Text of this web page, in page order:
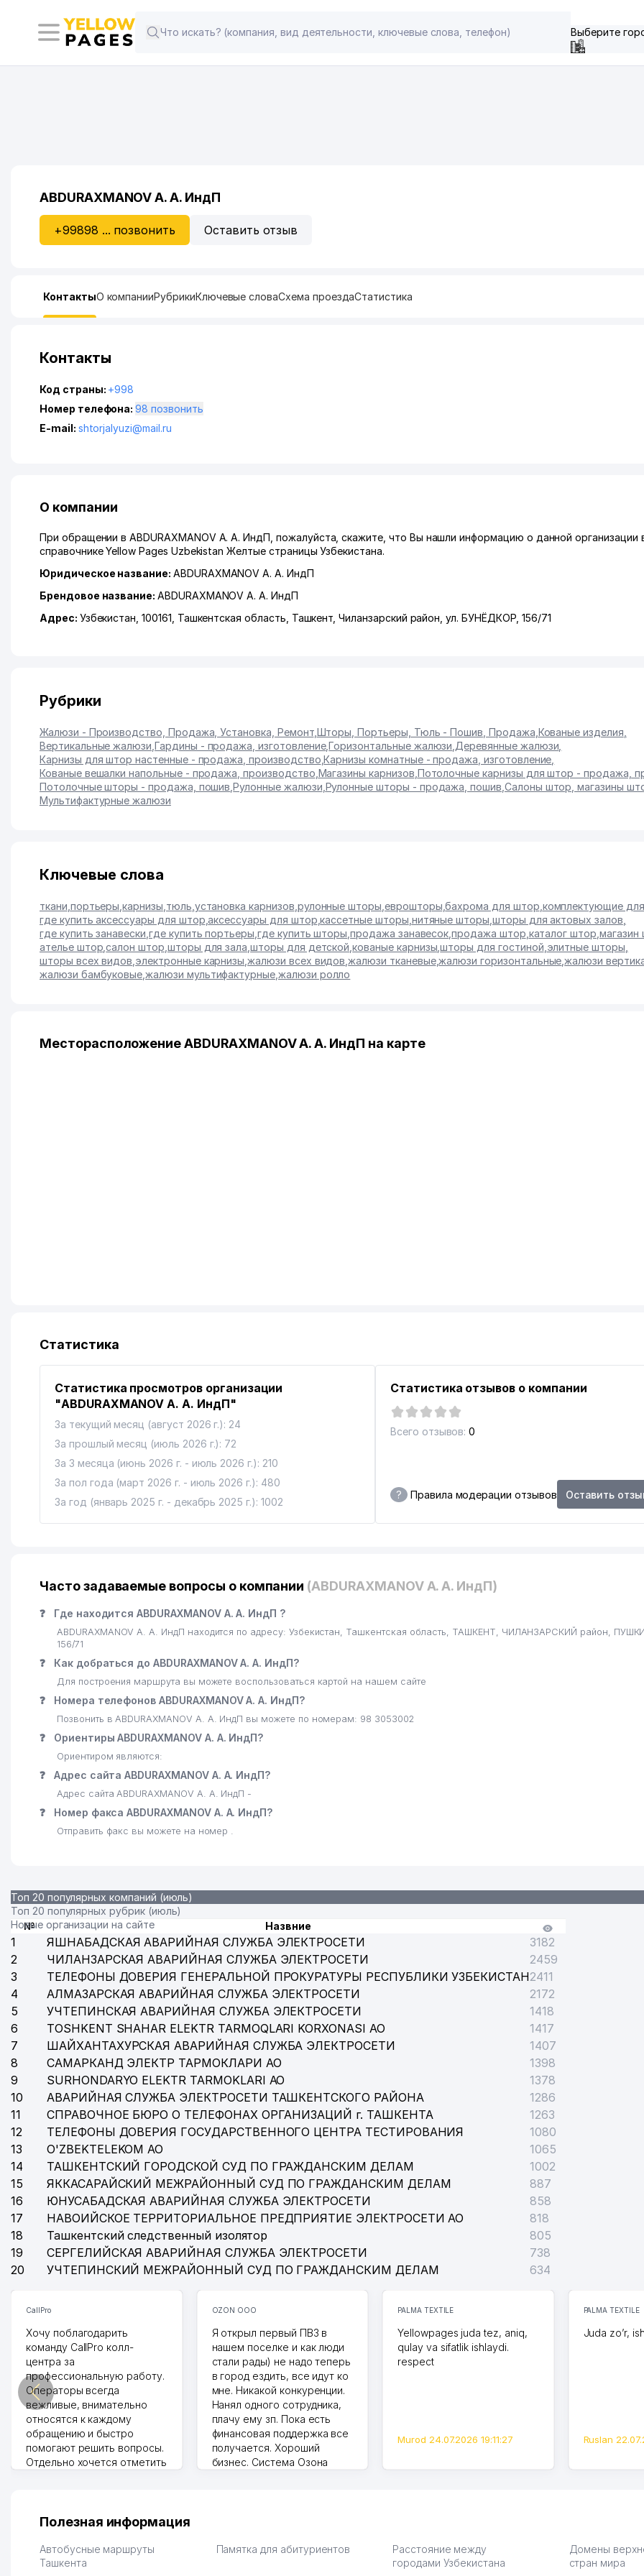
Выберите
ABDURAXMANOV A. A. ИндП
+99898 ... позвонить Оставить отзыв
КонтактыО компанииРубрикиКлючевые словаСхема проездаСтатистика
Контакты
Код страны: +998
Номер телефона:
98 позвонить
E-mail: shtorjalyuzi@mail.ru
О компании
При обращении в ABDURAXMANOV A. A. ИндП, пожалуйста, скажите, что Вы нашли информацию о данной организации
справочнике Yellow Pages Uzbekistan Желтые страницы Узбекистана.
Юридическое название: ABDURAXMANOV A. A. ИндП
Брендовое название: ABDURAXMANOV A. A. ИндП
Адрес: Узбекистан, 100161, Ташкентская область Ташкент ,Чиланзарский район ,ул. БУНЁДКОР, 156/71
Рубрики
Жалюзи - Производство, Продажа, Установка, Ремонт, Шторы, Портьеры, Тюль - Пошив, Продажа Кованые изделия
Вертикальные жалюзи ,Гардины - продажа, изготовление,Горизонтальные жалюзи Деревянные жалюзи
Карнизы для штор настенные - продажа, производство ,Карнизы комнатные - продажа, изготовление
Кованые вешалки напольные - продажа, производство Магазины карнизов Потолочные карнизы для штор - продажа,
Потолочные шторы - продажа, пошив ,Рулонные жалюзи Рулонные шторы - продажа, пошив Салоны штор, магазины
Мультифактурные жалюзи
Ключевые слова
ткани портьеры ,карнизы тюль установка карнизов рулонные шторы еврошторы ,бахрома для штор комплектующие
где купить аксессуары для штор ,аксессуары для штор ,кассетные шторы нитяные шторы шторы для актовых залов
где купить занавески где купить портьеры где купить шторы ,продажа занавесок ,продажа штор каталог штор магазин
ателье штор ,салон штор шторы для зала ,шторы для детской ,кованые карнизы ,шторы для гостиной элитные шторы
шторы всех видов электронные карнизы ,жалюзи всех видов ,жалюзи тканевые,жалюзи горизонтальные ,жалюзи
жалюзи бамбуковые ,жалюзи мультифактурные жалюзи ролло
Месторасположение ABDURAXMANOV A. A. ИндП на карте
Статистика
Статистика просмотров организации
"ABDURAXMANOV A. A. ИндП"
За текущий месяц (август 2026 г.): 24
За прошлый месяц (июль 2026 г.): 72
За 3 месяца (июнь 2026 г. - июль 2026 г.): 210
За пол года (март 2026 г. - июль 2026 г.): 480
За год (январь 2025 г. - декабрь 2025 г.): 1002
Статистика отзывов о компании
Всего отзывов: 0
? Правила модерации отзывов Оставить
Часто задаваемые вопросы о компании (ABDURAXMANOV A. A. ИндП)
❓ Где находится ABDURAXMANOV A. A. ИндП ?
ABDURAXMANOV A. A. ИндП находится по адресу: Узбекистан, Ташкентская область, ТАШКЕНТ, ЧИЛАНЗАРСКИЙ район,
156/71
❓ Как добраться до ABDURAXMANOV A. A. ИндП?
Для построения маршрута вы можете воспользоваться картой на нашем сайте
❓ Номера телефонов ABDURAXMANOV A. A. ИндП?
Позвонить в ABDURAXMANOV A. A. ИндП вы можете по номерам: 98 3053002
❓ Ориентиры ABDURAXMANOV A. A. ИндП?
Ориентиром являются:
❓ Адрес сайта ABDURAXMANOV A. A. ИндП?
Адрес сайта ABDURAXMANOV A. A. ИндП -
❓ Номер факса ABDURAXMANOV A. A. ИндП?
Отправить факс вы можете на номер .
Топ 20 популярных компаний (июль)
Топ 20 популярных рубрик (июль)
Новые организации на сайте
№ Назвние
1 ЯШНАБАДСКАЯ АВАРИЙНАЯ СЛУЖБА ЭЛЕКТРОСЕТИ
3182
2
ЧИЛАНЗАРСКАЯ АВАРИЙНАЯ СЛУЖБА ЭЛЕКТРОСЕТИ
2459
3
ТЕЛЕФОНЫ ДОВЕРИЯ ГЕНЕРАЛЬНОЙ ПРОКУРАТУРЫ РЕСПУБЛИКИ УЗБЕКИСТАН2411
4
АЛМАЗАРСКАЯ АВАРИЙНАЯ СЛУЖБА ЭЛЕКТРОСЕТИ
2172
5
УЧТЕПИНСКАЯ АВАРИЙНАЯ СЛУЖБА ЭЛЕКТРОСЕТИ
1418
6
TOSHKENT SHAHAR ELEKTR TARMOQLARI KORXONASI АО
1417
7
ШАЙХАНТАХУРСКАЯ АВАРИЙНАЯ СЛУЖБА ЭЛЕКТРОСЕТИ
1407
8
САМАРКАНД ЭЛЕКТР ТАРМОКЛАРИ АО
1398
9
SURHONDARYO ELEKTR TARMOKLARI АО
1378
10
АВАРИЙНАЯ СЛУЖБА ЭЛЕКТРОСЕТИ ТАШКЕНТСКОГО РАЙОНА
1286
11
СПРАВОЧНОЕ БЮРО О ТЕЛЕФОНАХ ОРГАНИЗАЦИЙ г. ТАШКЕНТА
1263
12
ТЕЛЕФОНЫ ДОВЕРИЯ ГОСУДАРСТВЕННОГО ЦЕНТРА ТЕСТИРОВАНИЯ
1080
13
O'ZBEKTELEKOM АО
1065
14
ТАШКЕНТСКИЙ ГОРОДСКОЙ СУД ПО ГРАЖДАНСКИМ ДЕЛАМ
1002
15
ЯККАСАРАЙСКИЙ МЕЖРАЙОННЫЙ СУД ПО ГРАЖДАНСКИМ ДЕЛАМ
887
16
ЮНУСАБАДСКАЯ АВАРИЙНАЯ СЛУЖБА ЭЛЕКТРОСЕТИ
858
17
НАВОИЙСКОЕ ТЕРРИТОРИАЛЬНОЕ ПРЕДПРИЯТИЕ ЭЛЕКТРОСЕТИ АО
818
18
Ташкентский следственный изолятор
805
19
СЕРГЕЛИЙСКАЯ АВАРИЙНАЯ СЛУЖБА ЭЛЕКТРОСЕТИ
738
20
УЧТЕПИНСКИЙ МЕЖРАЙОННЫЙ СУД ПО ГРАЖДАНСКИМ ДЕЛАМ 634
CallPro
Хочу поблагодарить
команду CallPro колл-
центра за
профессиональную работу.
Операторы всегда
вежливые, внимательно
относятся к каждому
обращению и быстро
помогают решить вопросы.
Отдельно хочется отметить
их работе значительно
обслуживания клиентов.
Рекомендую этот колл-
OZON ООО
Я открыл первый ПВЗ в
нашем поселке и как люди
стали рады) не надо теперь
в город ездить, все идут ко
мне. Никакой конкуренции.
Нанял одного сотрудника,
плачу ему зп. Пока есть
финансовая поддержка все
получается. Хороший
бизнес. Система Озона
тут у нас уже есть ПВЗ.
PALMA TEXTILE
Yellowpages juda tez, aniq,
qulay va sifatlik ishlaydi.
respect
Murod 24.07.2026 19:11:27
PALMA TEXTILE
Juda zo’r,
Ruslan
Полезная информация
Автобусные маршруты
Ташкента
Памятка для абитуриентов
Расстояние между
городами Узбекистана
Домены
стран мира